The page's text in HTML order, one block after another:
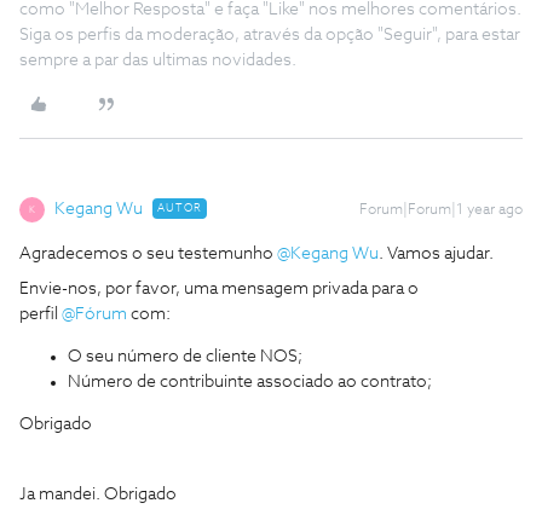
como "Melhor Resposta" e faça "Like" nos melhores comentários.
Siga os perfis da moderação, através da opção "Seguir", para estar
sempre a par das ultimas novidades.
K Kegang Wu AUTOR Forum|Forum|1 year ago
Agradecemos o seu testemunho @Kegang Wu. Vamos ajudar.
Envie-nos, por favor, uma mensagem privada para o
perfil @Fórum com:
O seu número de cliente NOS;
Número de contribuinte associado ao contrato;
Obrigado
Ja mandei. Obrigado